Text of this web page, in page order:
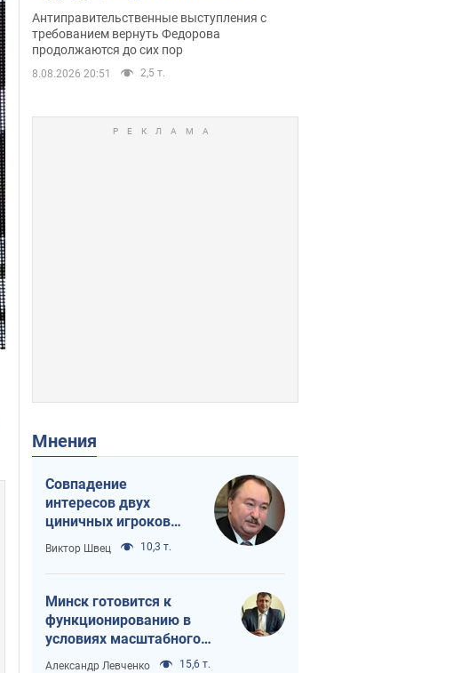
поддержку Федорова. Фото и
видео
Антиправительственные выступления с
требованием вернуть Федорова
продолжаются до сих пор
8.08.2026 20:51 2,5 т.
Мнения
Совпадение
интересов двух
циничных игроков
или тайный план
Трампа и Путина?
Виктор Швец 10,3 т.
Минск готовится к
функционированию в
условиях масштабного
военного кризиса
Александр Левченко 15,6 т.